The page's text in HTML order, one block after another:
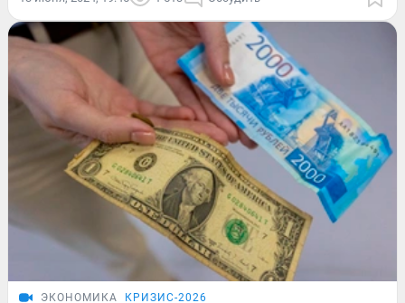
ЭКОНОМИКА КРИЗИС-2026